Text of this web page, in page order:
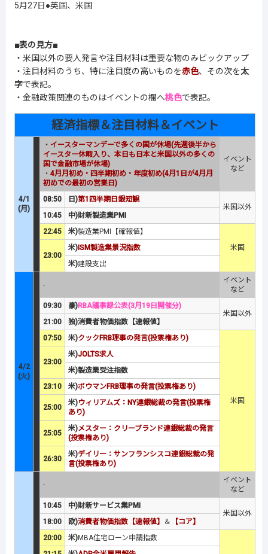
5月27日●英国、米国
■表の見方■
・米国以外の要人発言や注目材料は重要な物のみピックアップ
・注目材料のうち、特に注目度の高いものを赤色、その次を太
字で表記。
・金融政策関連のものはイベントの欄へ桃色で表記。
経済指標＆注目材料＆イベント
4/1
(月)
・ イースターマンデーで多くの国が休場(先週後半から
イースター休暇入り、本日も日本と米国以外の多くの
国で金融市場が休場)
・ 4月月初め・四半期初め・年度初め(4月1日が4月月
初めでの最初の営業日)
イベント
など
08:50 日)第1四半期日銀短観
米国以外
10:45
中)財新製造業PMI
22:45
米)製造業PMI【確報値】
米国
23:00
米) ISM製造業景況指数
米)建設支出
4/2
(火)
-
イベント
など
09:30
豪)RBA議事録公表(3月19日開催分)
米国以外
21:00
独)消費者物価指数【速報値】
07:50
米)クックFRB理事の発言(投票権あり)
米国
23:00
米)JOLTS求人
米)製造業受注指数
23:10
米)ボウマンFRB理事の発言(投票権あり)
25:00
米)ウィリアムズ：NY連銀総裁の発言(投票権
あり)
25:05
米)メスター：クリーブランド連銀総裁の発言
(投票権あり)
26:30
米)デイリー：サンフランシスコ連銀総裁の発
言(投票権あり)
-
イベント
など
10:45
中)財新サービス業PMI
米国以外
18:00
欧)消費者物価指数【速報値】 ＆
【コア】
20:00
米)MBA住宅ローン申請指数